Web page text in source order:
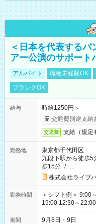
＜日本を代表するバ
アー公演のサポート
アルバイト 職種未経験OK
ブランクOK
給与
時給1250円～
交通費別途支給
交通費 支給（規定
勤務地
東京都千代田区
九段下駅から徒歩5
歩15分 / …
株式会社ライブ
勤務時間
＜シフト例＞ 9:00
19:00 12:30～22:00 上記の時間から好きな時間を選べます！ ※
時間は変更となる
期間 9月8日・9日